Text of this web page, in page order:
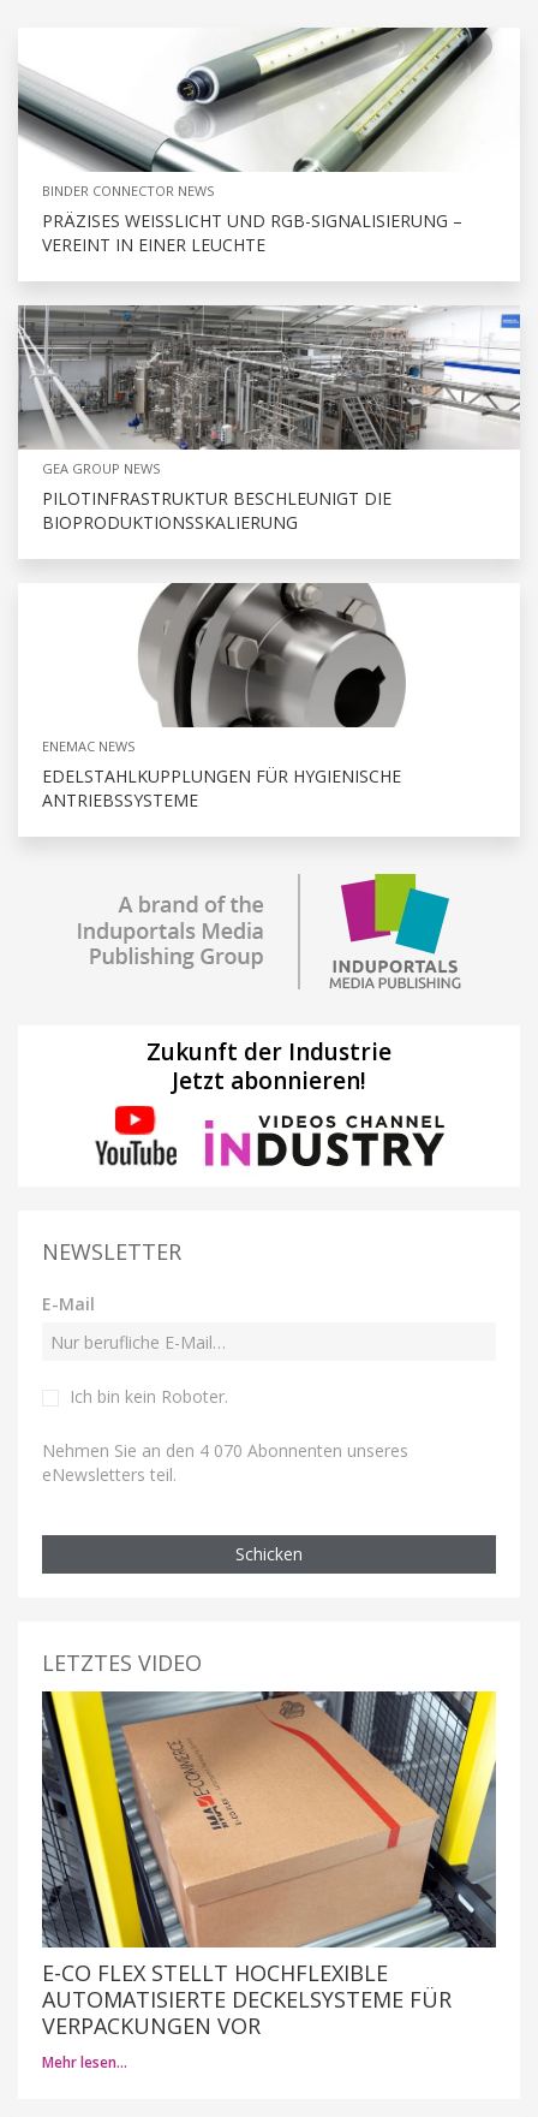
BINDER CONNECTOR NEWS
PRÄZISES WEISSLICHT UND RGB-SIGNALISIERUNG – V
EREINT IN EINER LEUCHTE
GEA GROUP NEWS
PILOTINFRASTRUKTUR BESCHLEUNIGT DIE
BIOPRODUKTIONSSKALIERUNG
ENEMAC NEWS
EDELSTAHLKUPPLUNGEN FÜR HYGIENISCHE
ANTRIEBSSYSTEME
Zukunft der Industrie
Jetzt abonnieren!
NEWSLETTER
E-Mail
Ich bin kein Roboter.
Nehmen Sie an den 4 070 Abonnenten unseres
eNewsletters teil.
Schicken
LETZTES VIDEO
E-CO FLEX STELLT HOCHFLEXIBLE
AUTOMATISIERTE DECKELSYSTEME FÜR
VERPACKUNGEN VOR
Mehr lesen…